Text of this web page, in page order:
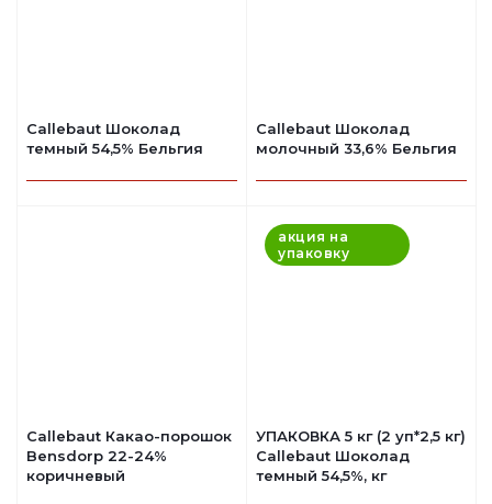
Callebaut Шоколад
темный 54,5% Бельгия
Callebaut Шоколад
молочный 33,6% Бельгия
Callebaut Какао-порошок
Bensdorp 22-24%
коричневый
акция на
упаковку
УПАКОВКА 5 кг (2 уп*2,5 кг)
Callebaut Шоколад
темный 54,5%, кг